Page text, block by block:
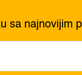
sa najnovijim